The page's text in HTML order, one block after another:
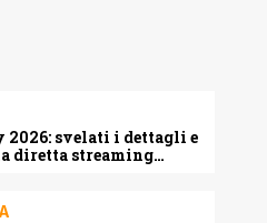
2026: svelati i dettagli e
diretta streaming